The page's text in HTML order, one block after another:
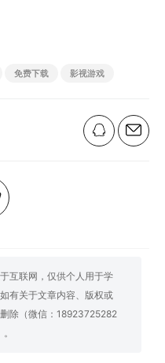
免费下载 影视游戏
互联网，仅供个人用于学
有关于文章内容、版权或
除（微信：18923725282